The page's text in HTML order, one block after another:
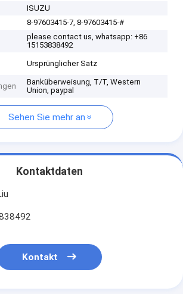
ISUZU
8-97603415-7, 8-97603415-#
please contact us, whatsapp: +86
15153838492
Ursprünglicher Satz
Banküberweisung, T/T, Western
Union, paypal
Sehen Sie mehr an
Kontaktdaten
Kontakt